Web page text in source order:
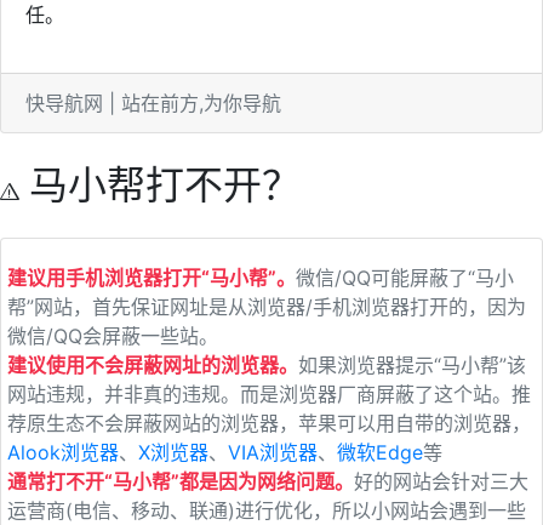
任。
快导航网 | 站在前方,为你导航
马小帮打不开？
建议用手机浏览器打开“马小帮”。 微信/QQ可能屏蔽了“马小
帮”网站，首先保证网址是从浏览器/手机浏览器打开的，因为
微信/QQ会屏蔽一些站。
建议使用不会屏蔽网址的浏览器。 如果浏览器提示“马小帮”该
网站违规，并非真的违规。而是浏览器厂商屏蔽了这个站。推
荐原生态不会屏蔽网站的浏览器，苹果可以用自带的浏览器，
Alook浏览器、 X浏览器、 VIA浏览器、 微软Edge等
通常打不开“马小帮”都是因为网络问题。 好的网站会针对三大
运营商(电信、移动、联通)进行优化，所以小网站会遇到一些